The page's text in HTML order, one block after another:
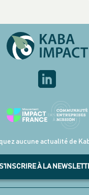
aucune actualité de
À LA